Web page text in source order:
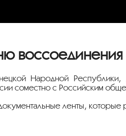
Народной
соместно с Российским
ленты, которые